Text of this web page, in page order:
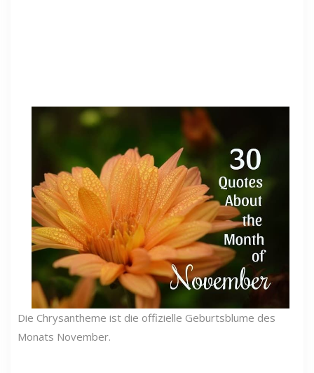
Die Chrysantheme ist die offizielle Geburtsblume des
Monats November.